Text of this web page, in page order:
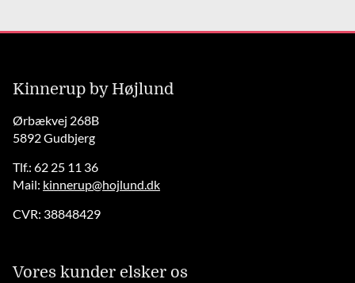
Kinnerup by Højlund
Ørbækvej 268B
5892 Gudbjerg
Tlf.: 62 25 11 36
Mail: kinnerup@hojlund.dk
CVR: 38848429
Vores kunder elsker os